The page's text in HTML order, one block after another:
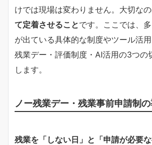
けでは現場は変わりません。大切なの
て定着させることです。ここでは、
が出ている具体的な制度やツール活
残業デー・評価制度・AI活用の3つの
します。
ノー残業デー・残業事前申請制
残業を「しない日」と「申請が必要